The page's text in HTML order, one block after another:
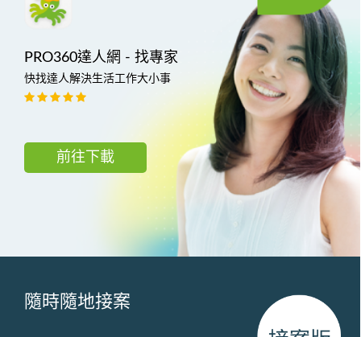
PRO360達人網 - 找專家
快找達人解決生活工作大小事
前往下載
隨時隨地接案